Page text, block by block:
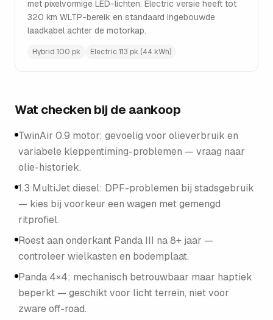
met pixelvormige LED-lichten. Electric versie heeft tot
320 km WLTP-bereik en standaard ingebouwde
laadkabel achter de motorkap.
Hybrid 100 pk Electric 113 pk (44 kWh)
Wat checken bij de aankoop
TwinAir 0.9 motor: gevoelig voor olieverbruik en
variabele kleppentiming-problemen — vraag naar
olie-historiek.
1.3 MultiJet diesel: DPF-problemen bij stadsgebruik
— kies bij voorkeur een wagen met gemengd
ritprofiel.
Roest aan onderkant Panda III na 8+ jaar —
controleer wielkasten en bodemplaat.
Panda 4×4: mechanisch betrouwbaar maar haptiek
beperkt — geschikt voor licht terrein, niet voor
zware off-road.